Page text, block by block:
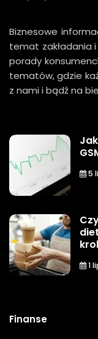
Biznesowe
temat zakładania
porady
tematów, gdzie
z nami i bądź na
5
1
Finanse